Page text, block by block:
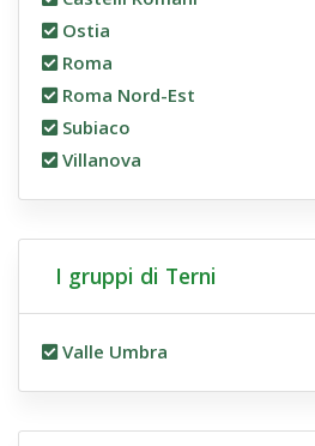
Ostia
Roma
Roma Nord-Est
Subiaco
Villanova
I gruppi di Terni
Valle Umbra